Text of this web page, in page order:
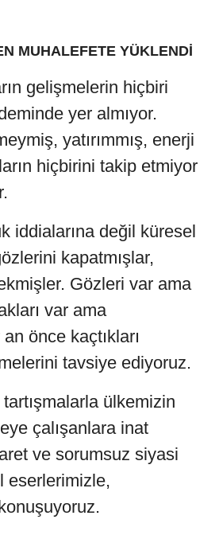
MUHALEFETE YÜKLENDİ
gelişmelerin hiçbiri
yer almıyor.
yatırımmış, enerji
hiçbirini takip etmiyor
iddialarına değil küresel
kapatmışlar,
Gözleri var ama
var ama
önce kaçtıkları
tavsiye ediyoruz.
ülkemizin
çalışanlara inat
ve sorumsuz siyasi
eserlerimizle,